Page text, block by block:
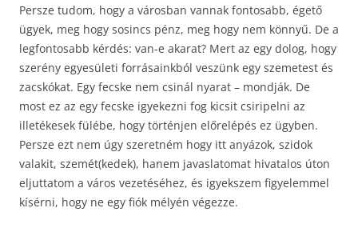
Persze tudom, hogy a városban vannak fontosabb, égető
ügyek, meg hogy sosincs pénz, meg hogy nem könnyű. De a
legfontosabb kérdés: van-e akarat? Mert az egy dolog, hogy
szerény egyesületi forrásainkból veszünk egy szemetest és
zacskókat. Egy fecske nem csinál nyarat – mondják. De
most ez az egy fecske igyekezni fog kicsit csiripelni az
illetékesek fülébe, hogy történjen előrelépés ez ügyben.
Persze ezt nem úgy szeretném hogy itt anyázok, szidok
valakit, szemét(kedek), hanem javaslatomat hivatalos úton
eljuttatom a város vezetéséhez, és igyekszem figyelemmel
kísérni, hogy ne egy fiók mélyén végezze.